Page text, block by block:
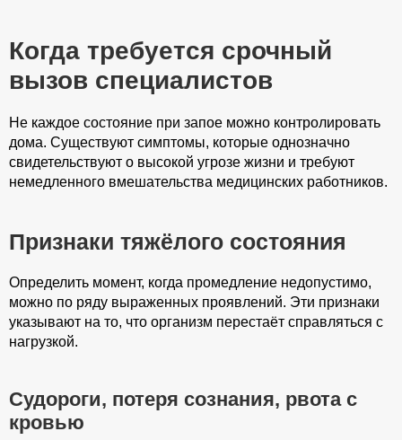
Когда требуется срочный
вызов специалистов
Не каждое состояние при запое можно контролировать
дома. Существуют симптомы, которые однозначно
свидетельствуют о высокой угрозе жизни и требуют
немедленного вмешательства медицинских работников.
Признаки тяжёлого состояния
Определить момент, когда промедление недопустимо,
можно по ряду выраженных проявлений. Эти признаки
указывают на то, что организм перестаёт справляться с
нагрузкой.
Судороги, потеря сознания, рвота с
кровью